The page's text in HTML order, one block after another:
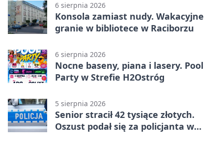
6 sierpnia 2026
Konsola zamiast nudy. Wakacyjne
granie w bibliotece w Raciborzu
6 sierpnia 2026
Nocne baseny, piana i lasery. Pool
Party w Strefie H2Ostróg
5 sierpnia 2026
Senior stracił 42 tysiące złotych.
Oszust podał się za policjanta w